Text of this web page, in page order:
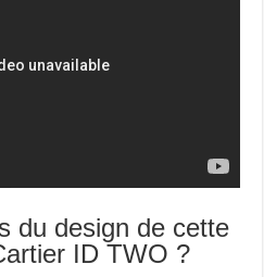
du design de cette
ID TWO ?